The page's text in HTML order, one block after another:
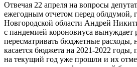
Отвечая 22 апреля на вопросы
ежегодным отчетом перед облдумой,
Новгородской области Андрей
с пандемией короновиуса вынуждает
пересматривать бюджетные расходы,
касается бюджета на 2021-2022 годы,
на текущий год уже прошли и их